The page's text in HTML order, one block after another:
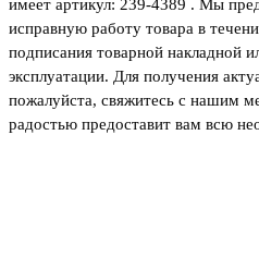
имеет артикул: 239-4389 . Мы
исправную работу товара в
подписания товарной накладной
эксплуатации. Для получения
пожалуйста, свяжитесь с нашим
радостью предоставит вам всю